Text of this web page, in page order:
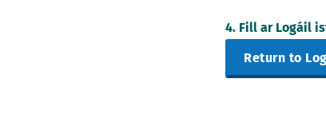
4. Fill ar Logáil
Return to